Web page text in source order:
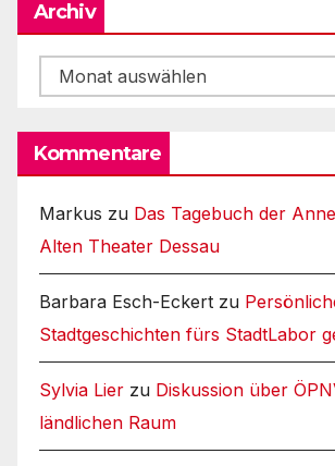
Archiv
Archiv
Kommentare
Markus zu Das Tagebuch der
Alten Theater Dessau
Barbara Esch-Eckert zu
Stadtgeschichten fürs StadtLabor
Sylvia Lier zu Diskussion über
ländlichen Raum